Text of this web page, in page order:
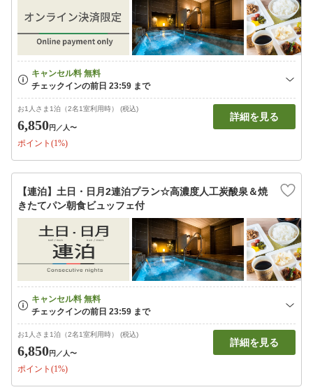
お1人さま1泊（2名1室利用時） (税込)
6,850円 ／人〜
ポイント(1%)
詳細を見る
【連泊】土日・日月2連泊プラン☆高濃度人工炭酸泉＆焼
きたてパン朝食ビュッフェ付
お1人さま1泊（2名1室利用時） (税込)
6,850円 ／人〜
ポイント(1%)
詳細を見る